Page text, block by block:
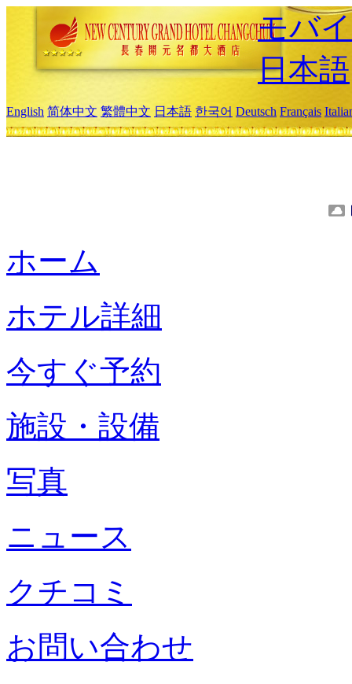
モバ
日本語
English 简体中文 繁體中文 日本語 한국어 Deutsch Français
ホーム
ホテル詳細
今すぐ予約
施設・設備
写真
ニュース
クチコミ
お問い合わせ